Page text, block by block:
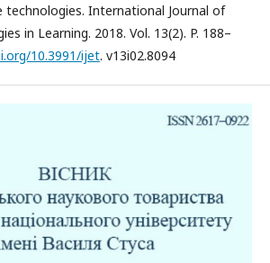
technologies. International Journal of
in Learning. 2018. Vol. 13(2). P. 188–
10.3991/ijet. v13i02.8094